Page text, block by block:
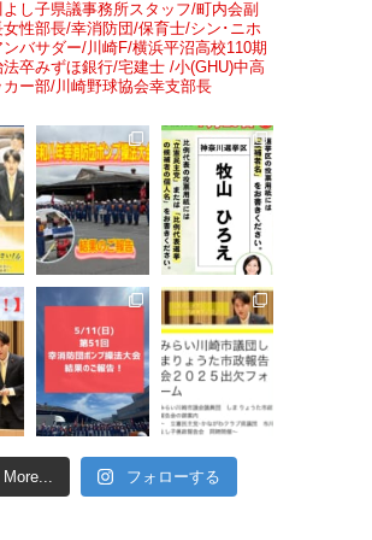
よし子県議事務所スタッフ/町内会副
女性部長/幸消防団/保育士/シン･ニホ
ンバサダー/川崎F/横浜平沼高校110期
法卒みずほ銀行/宅建士 /小(GHU)中高
カー部/川崎野球協会幸支部長
More... フォローする